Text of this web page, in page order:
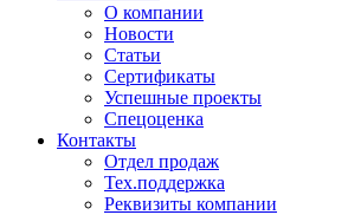
О компании
Новости
Статьи
Сертификаты
Успешные проекты
Спецоценка
Контакты
Отдел продаж
Тех.поддержка
Реквизиты компании